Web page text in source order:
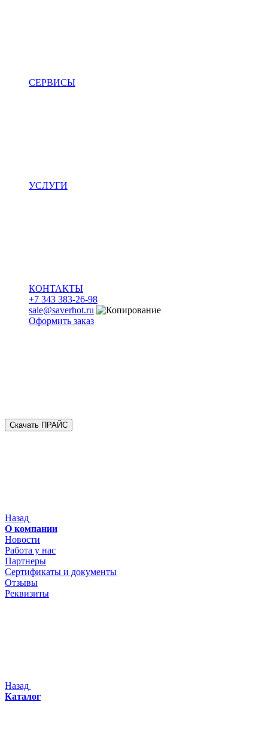
СЕРВИСЫ
УСЛУГИ
КОНТАКТЫ
+7 343 383-26-98
sale@saverhot.ru
Оформить заказ
Скачать ПРАЙС
Назад
О компании
Новости
Работа у нас
Партнеры
Сертификаты и документы
Отзывы
Реквизиты
Назад
Каталог